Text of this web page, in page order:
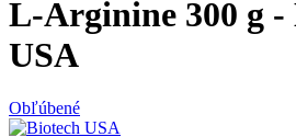
L-Arginine 300 g -
USA
Obľúbené